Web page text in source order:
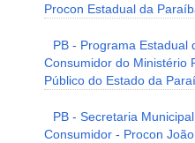
Procon Estadual da
PB - Programa Estadual
Consumidor do Ministério
Público do Estado da
PB - Secretaria
Consumidor - Procon